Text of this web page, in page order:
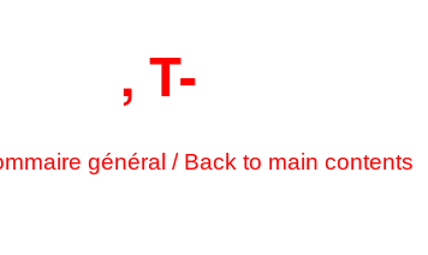
, T-
général / Back to main contents